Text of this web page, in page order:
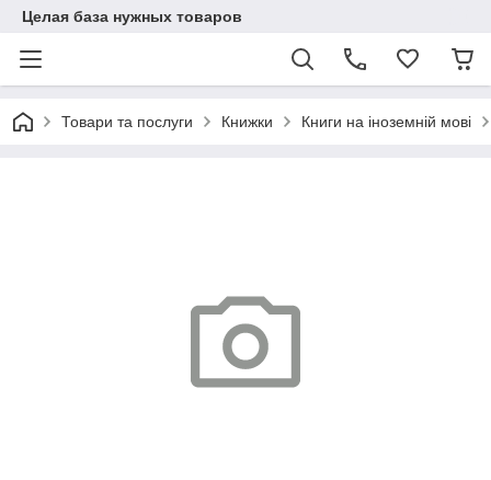
Целая база нужных товаров
Товари та послуги Книжки Книги на іноземній мові